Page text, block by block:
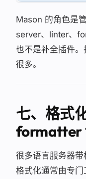
Mason 的角色是
server、linter、
也不是补全插件
很多。
七、格式
formatter
很多语言服务器带
格式化通常由专门